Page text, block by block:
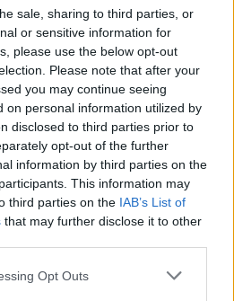
sale, sharing to third parties, or
or sensitive information for
please use the below opt-out
Please note that after your
you may continue seeing
on personal information utilized by
disclosed to third parties prior to
opt-out of the further
information by third parties on the
This information may
third parties on the IAB’s List of
that may further disclose it to other
Opt Outs